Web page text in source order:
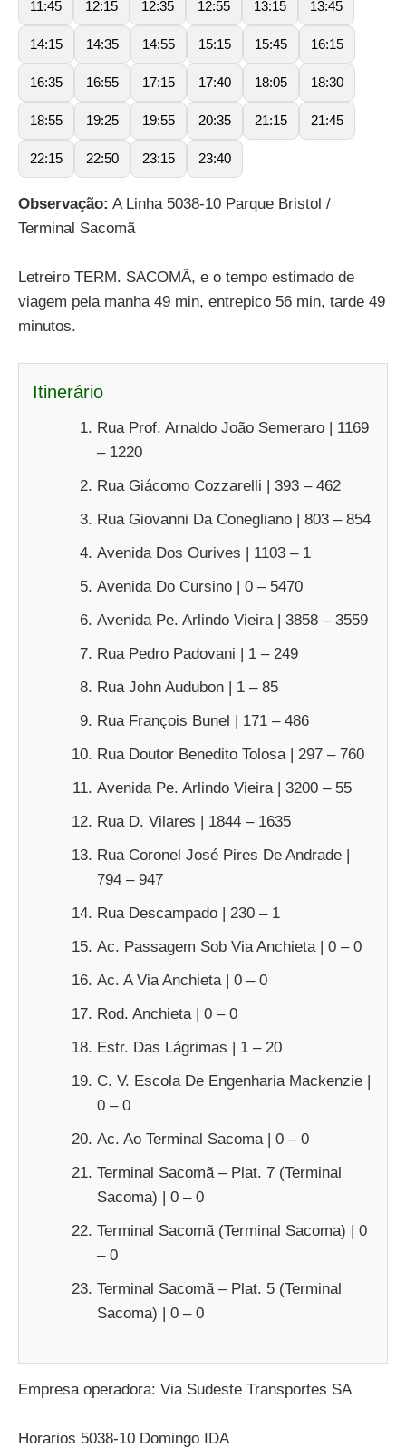
11:45 12:15 12:35 12:55 13:15 13:45
14:15 14:35 14:55 15:15 15:45 16:15
16:35 16:55 17:15 17:40 18:05 18:30
18:55 19:25 19:55 20:35 21:15 21:45
22:15 22:50 23:15 23:40
Observação: A Linha 5038-10 Parque Bristol /
Terminal Sacomã
Letreiro TERM. SACOMÃ, e o tempo estimado de
viagem pela manha 49 min, entrepico 56 min, tarde 49
minutos.
Itinerário
Rua Prof. Arnaldo João Semeraro | 1169
– 1220
Rua Giácomo Cozzarelli | 393 – 462
Rua Giovanni Da Conegliano | 803 – 854
Avenida Dos Ourives | 1103 – 1
Avenida Do Cursino | 0 – 5470
Avenida Pe. Arlindo Vieira | 3858 – 3559
Rua Pedro Padovani | 1 – 249
Rua John Audubon | 1 – 85
Rua François Bunel | 171 – 486
Rua Doutor Benedito Tolosa | 297 – 760
Avenida Pe. Arlindo Vieira | 3200 – 55
Rua D. Vilares | 1844 – 1635
Rua Coronel José Pires De Andrade |
794 – 947
Rua Descampado | 230 – 1
Ac. Passagem Sob Via Anchieta | 0 – 0
Ac. A Via Anchieta | 0 – 0
Rod. Anchieta | 0 – 0
Estr. Das Lágrimas | 1 – 20
C. V. Escola De Engenharia Mackenzie |
0 – 0
Ac. Ao Terminal Sacoma | 0 – 0
Terminal Sacomã – Plat. 7 (Terminal
Sacoma) | 0 – 0
Terminal Sacomã (Terminal Sacoma) | 0
– 0
Terminal Sacomã – Plat. 5 (Terminal
Sacoma) | 0 – 0
Empresa operadora: Via Sudeste Transportes SA
Horarios 5038-10 Domingo IDA